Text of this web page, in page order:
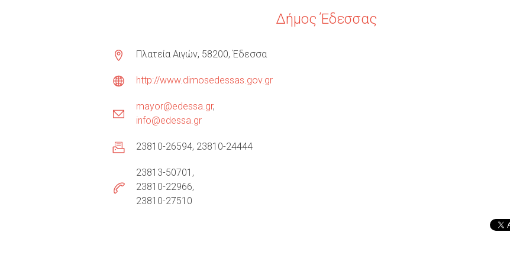
Δήμος Έδεσσας
Πλατεία Αιγών, 58200, Έδεσσα
http://www.dimosedessas.gov.gr
mayor@edessa.gr
info@edessa.gr
23810-26594 23810-24444
23813-50701
23810-22966
23810-27510